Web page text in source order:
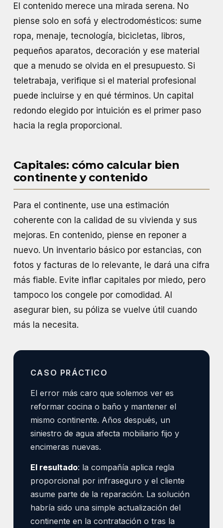
El contenido merece una mirada serena. No
piense solo en sofá y electrodomésticos: sume
ropa, menaje, tecnología, bicicletas, libros,
pequeños aparatos, decoración y ese material
que a menudo se olvida en el presupuesto. Si
teletrabaja, verifique si el material profesional
puede incluirse y en qué términos. Un capital
redondo elegido por intuición es el primer paso
hacia la regla proporcional.
Capitales: cómo calcular bien
continente y contenido
Para el continente, use una estimación
coherente con la calidad de su vivienda y sus
mejoras. En contenido, piense en reponer a
nuevo. Un inventario básico por estancias, con
fotos y facturas de lo relevante, le dará una cifra
más fiable. Evite inflar capitales por miedo, pero
tampoco los congele por comodidad. Al
asegurar bien, su póliza se vuelve útil cuando
más la necesita.
CASO PRÁCTICO
El error más caro que solemos ver es
reformar cocina o baño y mantener el
mismo continente. Años después, un
siniestro de agua afecta mobiliario fijo y
encimeras nuevas.
El resultado: la compañía aplica regla
proporcional por infraseguro y el cliente
asume parte de la reparación. La solución
habría sido una simple actualización del
continente en la contratación o tras la